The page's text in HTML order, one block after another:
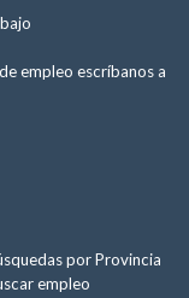
empleo escríbanos a
por Provincia
empleo